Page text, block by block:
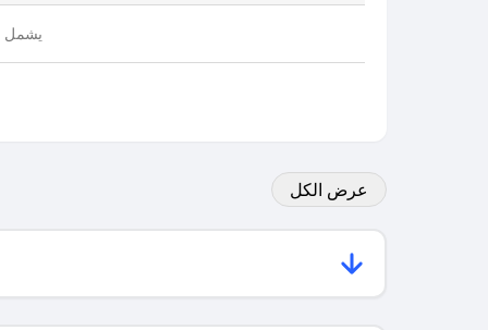
(
عرض الكل